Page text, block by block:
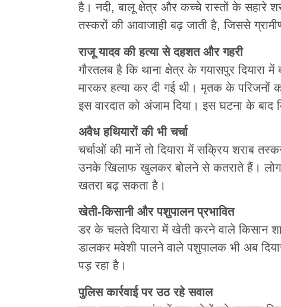
है। नदी, बालू क्षेत्र और कच्चे रास्तों के सहारे
तस्करों की आवाजाही बढ़ जाती है, जिससे
राजू यादव की हत्या से दहशत और गहरी
गौरतलब है कि थाना क्षेत्र के गयासपुर दियारा
मारकर हत्या कर दी गई थी। मृतक के परिजनों
इस वारदात को अंजाम दिया। इस घटना के बाद
अवैध हथियारों की भी चर्चा
चर्चाओं की मानें तो दियारा में सक्रिय शराब
उनके खिलाफ खुलकर बोलने से कतराते हैं। लोग
खतरा बढ़ सकता है।
खेती-किसानी और पशुपालन प्रभावित
डर के चलते दियारा में खेती करने वाले किसान
डालकर मवेशी पालने वाले पशुपालक भी अब
पड़ रहा है।
पुलिस कार्रवाई पर उठ रहे सवाल